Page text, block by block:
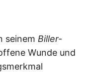
seinem Biller-
Wunde und